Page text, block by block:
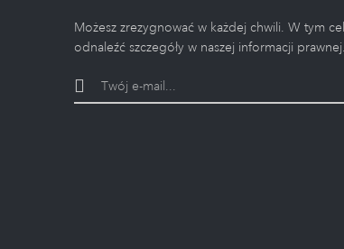
Możesz zrezygnować w każdej chwili. W tym
odnaleźć szczegóły w naszej informacji prawnej.